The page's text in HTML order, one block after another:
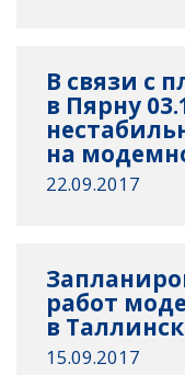
В связи с
в Пярну
на
22.09.2017
работ
в
15.09.2017